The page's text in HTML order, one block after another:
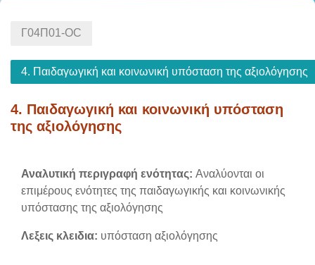
Γ04Π01-OC
4. Παιδαγωγική και κοινωνική υπόσταση της αξιολόγησης
4. Παιδαγωγική και κοινωνική υπόσταση
της αξιολόγησης
Section outline
Αναλυτική περιγραφή ενότητας: Αναλύονται οι
επιμέρους ενότητες της παιδαγωγικής και κοινωνικής
υπόστασης της αξιολόγησης
Λεξεις κλειδια: υπόσταση αξιολόγησης